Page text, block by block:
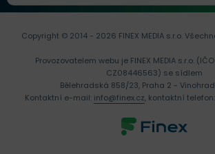
Copyright © 2014 - 2026 FINEX MEDIA s.r.o.
Provozovatelem webu je FINEX MEDIA s.r.o.
CZ08446563) se sídlem
Bělehradská 858/23, Praha 2 -
Kontaktní e-mail: info@finex.cz, kontaktní telefon: